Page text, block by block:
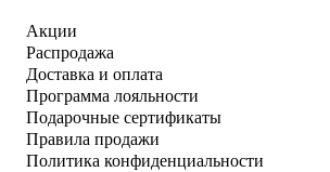
Акции
Распродажа
Доставка и оплата
Программа лояльности
Подарочные сертификаты
Правила продажи
Политика конфиденциальности